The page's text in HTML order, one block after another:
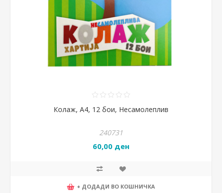
Колаж, А4, 12 бои, Несамолеплив
240731
60,00 ден
+ ДОДАДИ ВО КОШНИЧКА